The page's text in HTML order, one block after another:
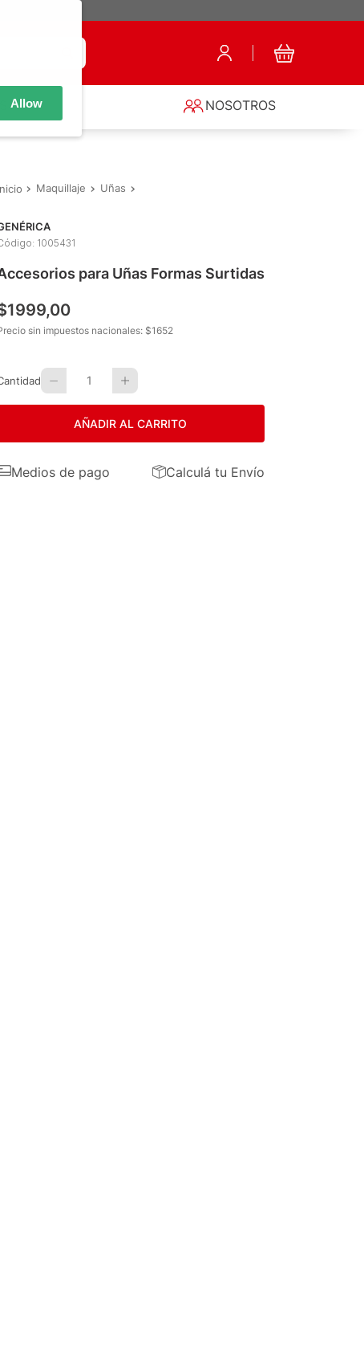
NOSOTROS
Maquillaje Uñas
: 1005431
para Uñas Formas Surtidas
1999,00
sin impuestos nacionales: $1652
1
AÑADIR AL CARRITO
Medios de pago Calculá tu Envío
Allow